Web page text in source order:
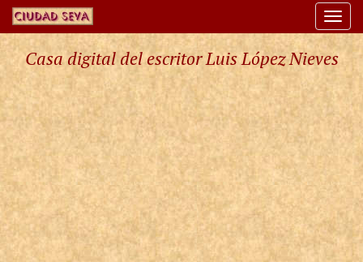
Casa digital del escritor Luis López Nieves